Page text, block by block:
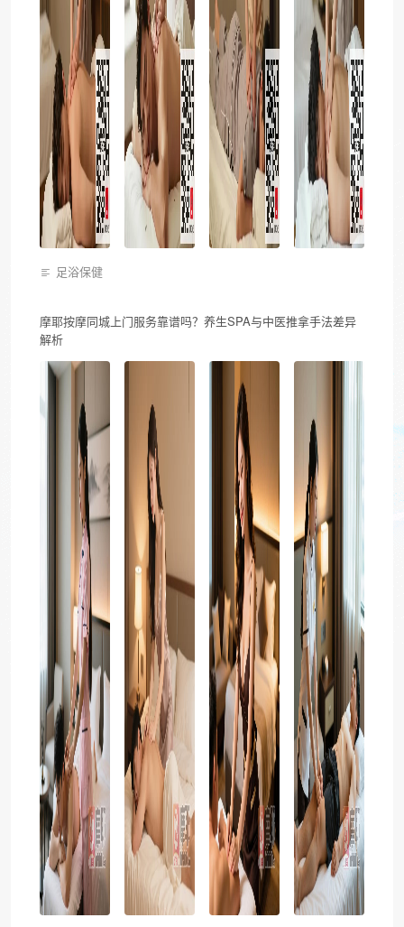
足浴保健
摩耶按摩同城上门服务靠谱吗？养生SPA与中医推拿手法差异
解析